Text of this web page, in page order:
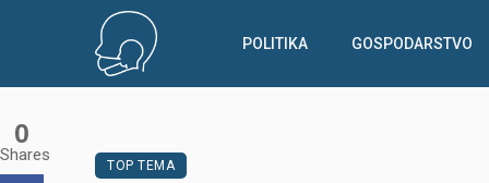
POLITIKA GOSPODARSTVO
TOP TEMA
0
Shares